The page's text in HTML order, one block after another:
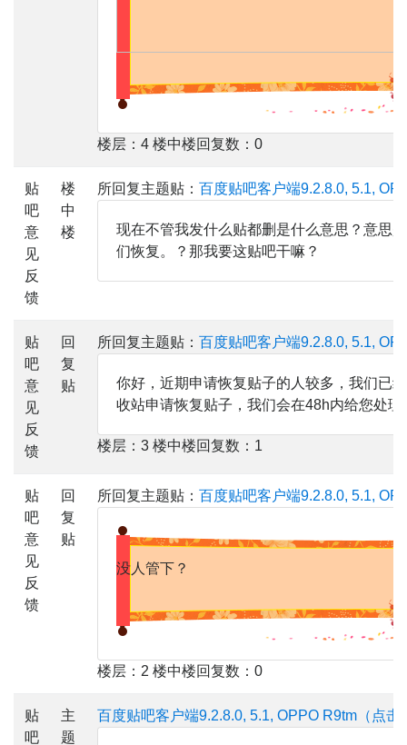
楼层：4 楼中楼回复数：0
贴
吧
意
见
反
馈
楼
中
楼
所回复主题贴： 百度贴吧客户端9.2.8.0, 5.1,
现在不管我发什么贴都删是什么意思？意思
们恢复。？那我要这贴吧干嘛？
贴
吧
意
见
反
馈
回
复
贴
所回复主题贴： 百度贴吧客户端9.2.8.0, 5.1,
你好，近期申请恢复贴子的人较多，我们已
收站申请恢复贴子，我们会在48h内给您处
楼层：3 楼中楼回复数：1
贴
吧
意
见
反
馈
回
复
贴
所回复主题贴： 百度贴吧客户端9.2.8.0, 5.1,
没人管下？
楼层：2 楼中楼回复数：0
贴
吧
主
题
百度贴吧客户端9.2.8.0, 5.1, OPPO R9tm（点击